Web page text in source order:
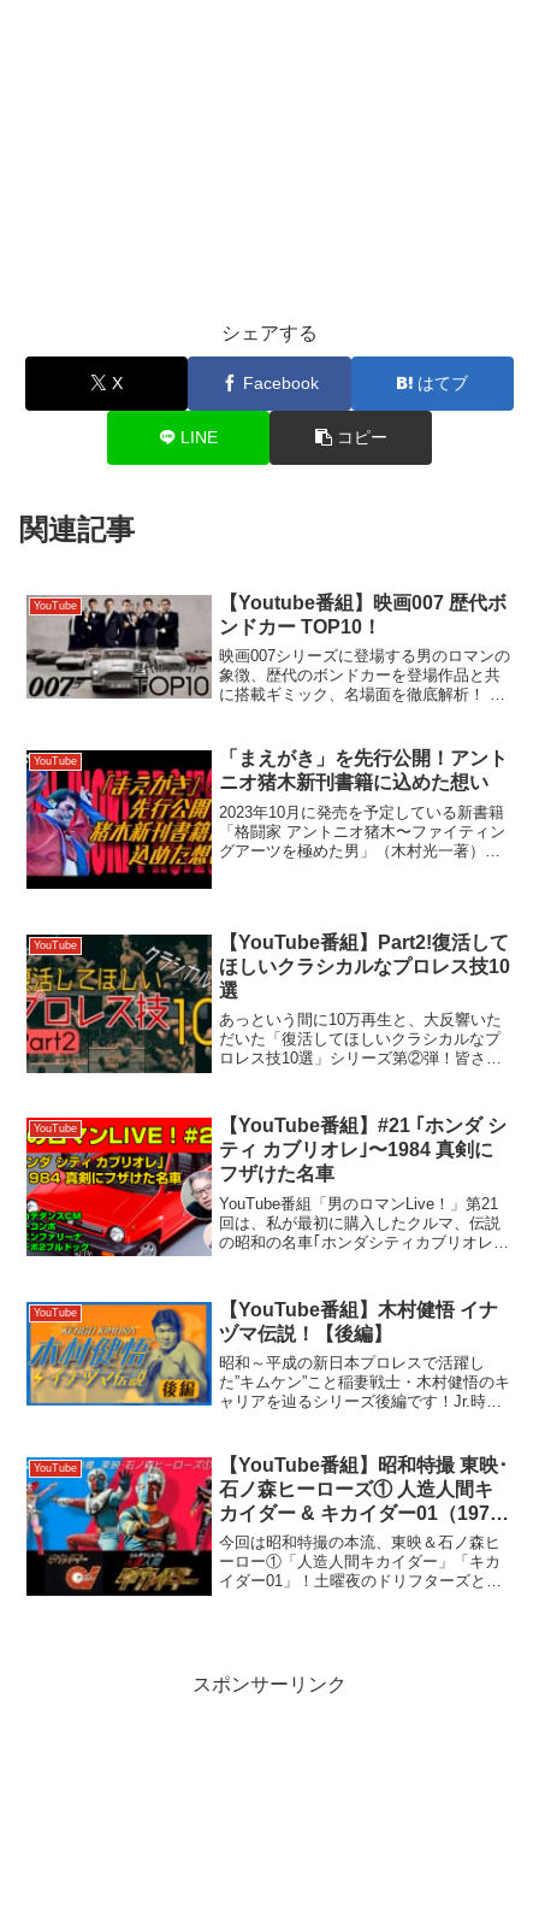
シェアする
X Facebook はてブ
LINE コピー
関連記事
YouTube
【Youtube番組】映画007 歴代ボ
ンドカー TOP10！
映画007シリーズに登場する男のロマンの
象徴、歴代のボンドカーを登場作品と共
に搭載ギミック、名場面を徹底解析！ ア
方の好きなボンドカーはどれ？ 【チャプ
ター...
YouTube
「まえがき」を先行公開！アント
ニオ猪木新刊書籍に込めた想い
2023年10月に発売を予定している新書籍
「格闘家 アントニオ猪木〜ファイティン
グアーツを極めた男」（木村光一著）の
YouTube
【YouTube番組】Part2!復活して
ほしいクラシカルなプロレス技10
選
あっという間に10万再生と、大反響いた
だいた「復活してほしいクラシカルなプ
ロレス技10選」シリーズ第②弾！皆さん
た。＊現在も頻繁に見かける技は除いて
います。①と併せ...
YouTube
【YouTube番組】#21 ｢ホンダ シ
ティ カブリオレ｣〜1984 真剣に
フザけた名車
YouTube番組「男のロマンLive！」第21
回は、私が最初に購入したクルマ、伝説
の昭和の名車｢ホンダシティカブリオレ｣
(笑)#80年代 #国産車 #名車 #ホンダシ...
YouTube
【YouTube番組】木村健悟 イナ
ヅマ伝説！【後編】
昭和～平成の新日本プロレスで活躍し
た”キムケン”こと稲妻戦士・木村健悟のキ
ャリアを辿るシリーズ後編です！Jr.時代
力、そして反選手会同盟＝平成維新軍の
副将格として、長...
YouTube
【YouTube番組】昭和特撮 東映･
石ノ森ヒーローズ① 人造人間キ
カイダー & キカイダー01（1972
～1974）
今回は昭和特撮の本流、東映＆石ノ森ヒ
ーロー①「人造人間キカイダー」「キカ
イダー01」！土曜夜のドリフターズとの
スポンサーリンク